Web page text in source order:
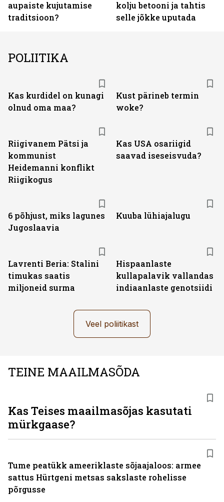
aupaiste kujutamise
traditsioon?
kolju betooni ja tahtis
selle jõkke uputada
POLIITIKA
Kas kurdidel on kunagi
olnud oma maa?
Kust pärineb termin
woke?
Riigivanem Pätsi ja
kommunist
Heidemanni konflikt
Riigikogus
Kas USA osariigid
saavad iseseisvuda?
6 põhjust, miks lagunes
Jugoslaavia
Kuuba lühiajalugu
Lavrenti Beria: Stalini
timukas saatis
miljoneid surma
Hispaanlaste
kullapalavik vallandas
indiaanlaste genotsiidi
Veel poliitikast
TEINE MAAILMASÕDA
Kas Teises maailmasõjas kasutati
mürkgaase?
Tume peatükk ameeriklaste sõjaajaloos: armee
sattus Hürtgeni metsas sakslaste rohelisse
põrgusse